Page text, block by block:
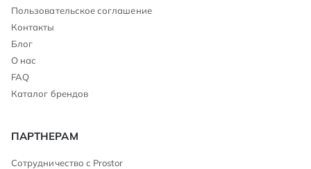
Пользовательское соглашение
Контакты
Блог
О нас
FAQ
Каталог брендов
ПАРТНЕРАМ
Сотрудничество с Prostor